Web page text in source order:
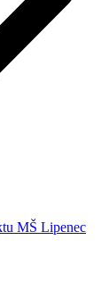
MŠ Lipenec